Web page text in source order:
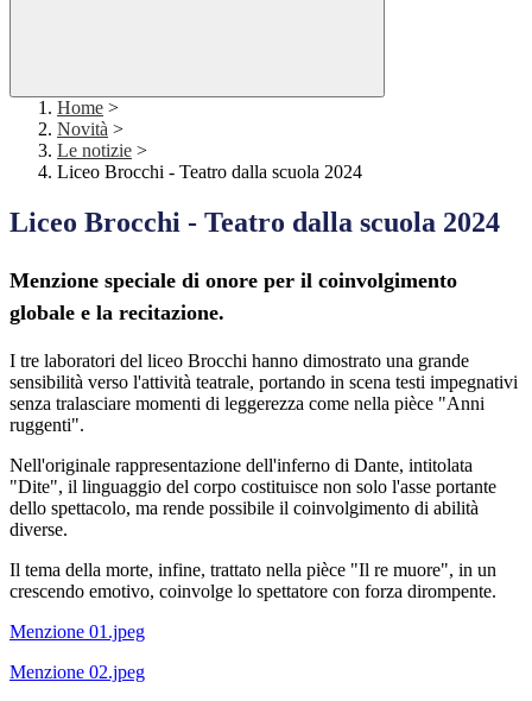
Home >
Novità >
Le notizie >
Liceo Brocchi - Teatro dalla scuola 2024
Liceo Brocchi - Teatro dalla scuola 2024
Menzione speciale di onore per il coinvolgimento
globale e la recitazione.
I tre laboratori del liceo Brocchi hanno dimostrato una grande
sensibilità verso l'attività teatrale, portando in scena testi impegnativi
senza tralasciare momenti di leggerezza come nella pièce "Anni
ruggenti".
Nell'originale rappresentazione dell'inferno di Dante, intitolata
"Dite", il linguaggio del corpo costituisce non solo l'asse portante
dello spettacolo, ma rende possibile il coinvolgimento di abilità
diverse.
Il tema della morte, infine, trattato nella pièce "Il re muore", in un
crescendo emotivo, coinvolge lo spettatore con forza dirompente.
Menzione 01.jpeg
Menzione 02.jpeg